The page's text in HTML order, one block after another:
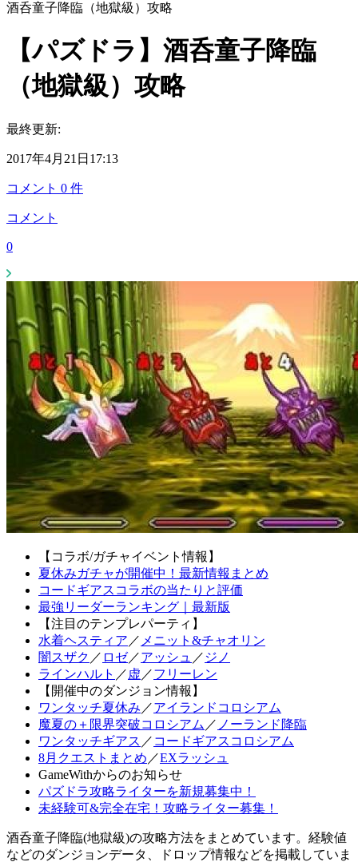
酒呑童子降臨（地獄級）攻略
【パズドラ】酒呑童子降臨
（地獄級）攻略
最終更新:
2017年4月21日17:13
コメント 0 件
コメント
0
【コラボ/ガチャイベント情報】
夏休みガチャが開催中！最新情報まとめ
コードギアスコラボの当たりと評価
最強リーダーランキング｜最新版
【注目のテンプレパーティ】
水着ヘスティア ／ メニット&チャオリン
闇スザク ／ ロゼ／アッシュ ／ ジノ
ラインハルト ／ 虚 ／フリーレン
【開催中のダンジョン情報】
ワンタッチ夏休み ／アイランドコロシアム
魔夏の＋限界突破コロシアム ／ ノーランド降臨
ワンタッチギアス ／ コードギアスコロシアム
8月クエストまとめ ／EXラッシュ
GameWithからのお知らせ
パズドラ攻略ライターを新規募集中！
未経験可&完全在宅！攻略ライター募集！
酒呑童子降臨(地獄級)の攻略方法をまとめています。経験値
などのダンジョンデータ、ドロップ情報などを掲載していま